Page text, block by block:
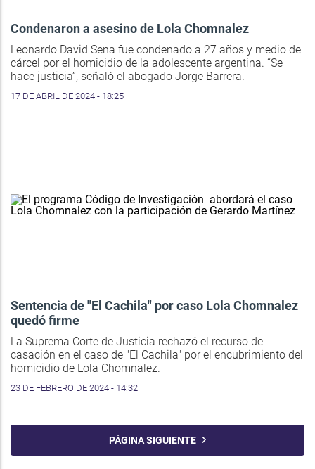
Condenaron a asesino de Lola Chomnalez
Leonardo David Sena fue condenado a 27 años y medio de
cárcel por el homicidio de la adolescente argentina. “Se
hace justicia”, señaló el abogado Jorge Barrera.
17 DE ABRIL DE 2024 - 18:25
Sentencia de "El Cachila" por caso Lola Chomnalez
quedó firme
La Suprema Corte de Justicia rechazó el recurso de
casación en el caso de "El Cachila" por el encubrimiento del
homicidio de Lola Chomnalez.
23 DE FEBRERO DE 2024 - 14:32
PÁGINA SIGUIENTE